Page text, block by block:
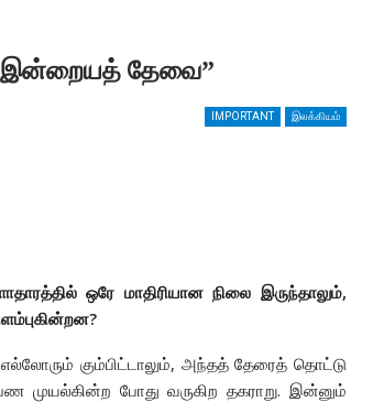
இன்றையத் தேவை”
IMPORTANT இலக்கியம்
ஒரே மாதிரியான நிலை இருந்தாலும்,
கும்பிட்டாலும், அந்தத் தேரைத் தொட்டு
முயல்கின்ற போது வருகிற தகராறு. இன்னும்